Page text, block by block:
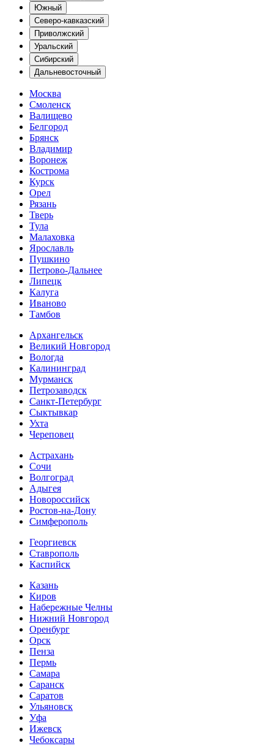
Южный
Северо-кавказский
Приволжский
Уральский
Сибирский
Дальневосточный
Москва
Смоленск
Валищево
Белгород
Брянск
Владимир
Воронеж
Кострома
Курск
Орел
Рязань
Тверь
Тула
Малаховка
Ярославль
Пушкино
Петрово-Дальнее
Липецк
Калуга
Иваново
Тамбов
Архангельск
Великий Новгород
Вологда
Калининград
Мурманск
Петрозаводск
Санкт-Петербург
Сыктывкар
Ухта
Череповец
Астрахань
Сочи
Волгоград
Адыгея
Новороссийск
Ростов-на-Дону
Симферополь
Георгиевск
Ставрополь
Каспийск
Казань
Киров
Набережные Челны
Нижний Новгород
Оренбург
Орск
Пенза
Пермь
Самара
Саранск
Саратов
Ульяновск
Уфа
Ижевск
Чебоксары